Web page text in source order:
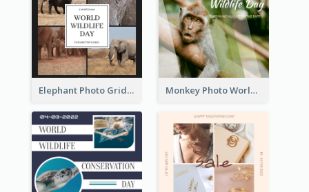
Elephant Photo Grid World Wildlife Day Instagram Post Monkey Photo World Wildlife Day Instagram Post